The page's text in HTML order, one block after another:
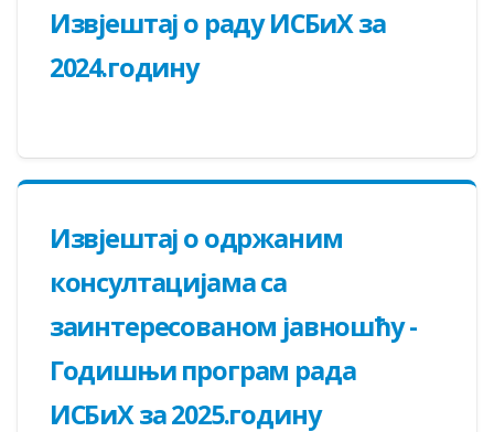
Извјештај о раду ИСБиХ за
2024.годину
Извјештај о одржаним
консултацијама са
заинтересованом јавношћу -
Годишњи програм рада
ИСБиХ за 2025.годину